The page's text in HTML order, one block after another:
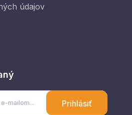
údajov
Prihlásiť